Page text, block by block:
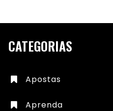
CATEGORIAS
Apostas
Aprenda